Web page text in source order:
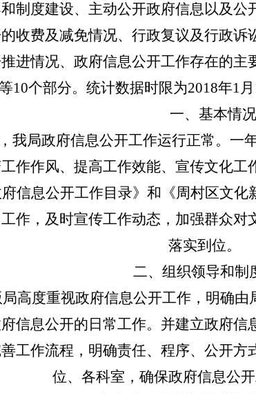
制度建设、主动公开政府信息以及
收费及减免情况、行政复议及行政
进情况、政府信息公开工作存在的
10个部分。统计数据时限为2018年1
一、基本情况
我局政府信息公开工作运行正常。一
作作风、提高工作效能、宣传文化
信息公开工作目录》和《周村区文
作，及时宣传工作动态，加强群众
落实到位。
二、组织领导和制
高度重视政府信息公开工作，明确由
信息公开的日常工作。并建立政府
工作流程，明确责任、程序、公开
位、各科室，确保政府信息公开